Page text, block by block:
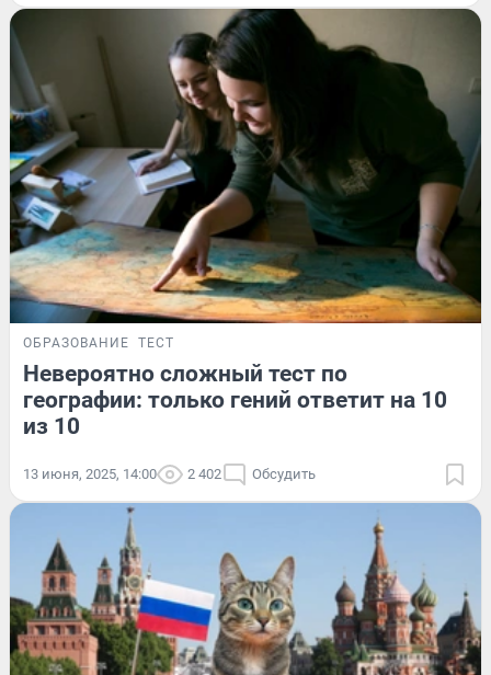
ОБРАЗОВАНИЕ ТЕСТ
Невероятно сложный тест по
географии: только гений ответит на 10
из 10
13 июня, 2025, 14:00 2 402 Обсудить